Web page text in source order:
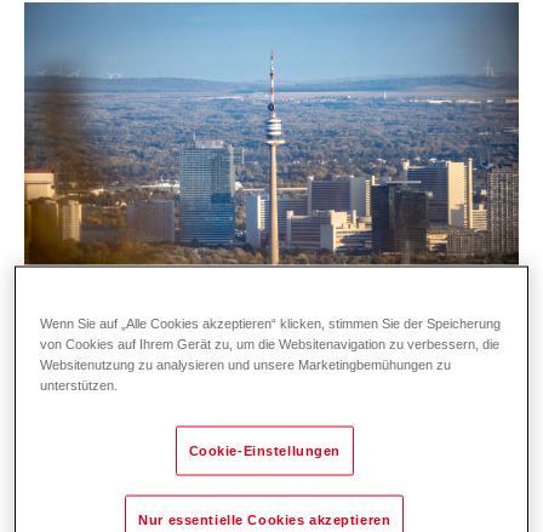
Das sich in 170 Metern drehende Restaurant
wurden 2018 vollständig modernisiert, ebenso
weitere Flächen im Erdgeschoss. Die
Eröffnung des Bierlokals Donaubräu markierte
Wenn Sie auf „Alle Cookies akzeptieren“ klicken, stimmen Sie der Speicherung
von Cookies auf Ihrem Gerät zu, um die Websitenavigation zu verbessern, die
Websitenutzung zu analysieren und unsere Marketingbemühungen zu
unterstützen.
Cookie-Einstellungen
Nur essentielle Cookies akzeptieren